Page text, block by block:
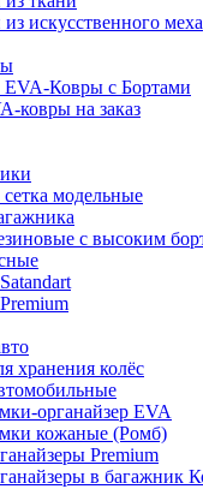
искусственного меха
EVA-Ковры с Бортами
ковры на заказ
модельные
с высоким
хранения колёс
органайзер EVA
кожаные (Ромб)
Premium
в